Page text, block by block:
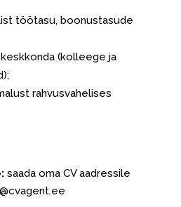
töötasu, boonustasude
(kolleege ja
rahvusvahelises
saada oma CV aadressile